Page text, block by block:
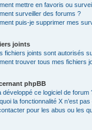
mettre en favoris ou
surveiller des forums ?
puis-je supprimer mes
joints
fichiers joints sont autorisés
trouver tous mes fichiers
phpBB
développé ce logiciel de forum
la fonctionnalité X n’est
pour les abus ou les